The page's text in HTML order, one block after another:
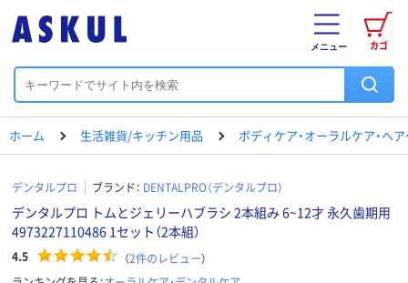
カゴ
メニュー
ホーム 生活雑貨/キッチン用品 ボディケア・オーラルケア・ヘ
デンタルプロ ブランド： DENTALPRO（デンタルプロ）
デンタルプロ トムとジェリーハブラシ 2本組み 6~12才 永久歯期用
4973227110486 1セット（2本組）
4.5 （2件のレビュー）